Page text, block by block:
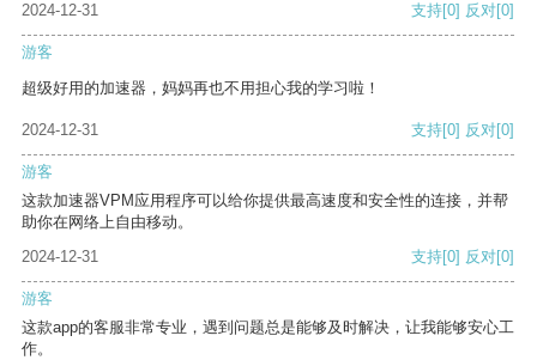
2024-12-31 支持[0] 反对[0]
游客
超级好用的加速器，妈妈再也不用担心我的学习啦！
2024-12-31 支持[0] 反对[0]
游客
这款加速器VPM应用程序可以给你提供最高速度和安全性的连接，并帮
助你在网络上自由移动。
2024-12-31
支持[0] 反对[0]
游客
这款app的客服非常专业，遇到问题总是能够及时解决，让我能够安心工
作。